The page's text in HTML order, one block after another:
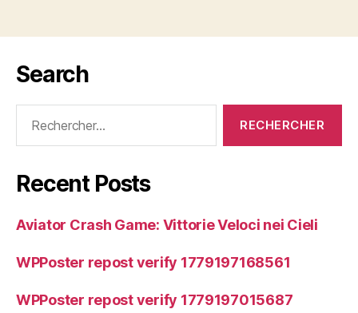
Search
Recent Posts
Aviator Crash Game: Vittorie Veloci nei Cieli
WPPoster repost verify 1779197168561
WPPoster repost verify 1779197015687